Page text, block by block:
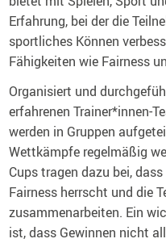
Erfahrung, bei der die
sportliches Können
Fähigkeiten wie Fairness
Organisiert und
erfahrenen Trainer*innen-
werden in Gruppen
Wettkämpfe regelmäßig
Cups tragen dazu bei,
Fairness herrscht und die
zusammenarbeiten. Ein
ist, dass Gewinnen nicht